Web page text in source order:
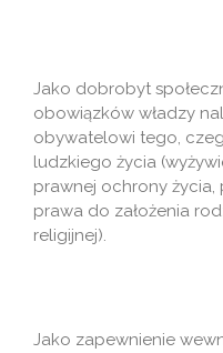
Jako dobrobyt
obowiązków władzy
obywatelowi tego,
ludzkiego życia
prawnej ochrony życia,
prawa do założenia
religijnej).
Jako zapewnienie